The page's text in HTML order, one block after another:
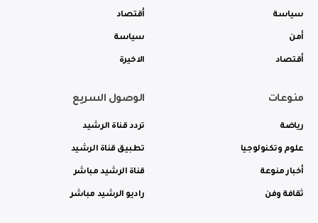
سياسة
أمن
أقتصاد
أقتصاد
سياسة
الاخيرة
منوعات
رياضة
علوم وتكنولوجيا
أخبار منوعة
ثقافة وفن
الوصول السريع
تردد قناة الرشيد
تطبيق قناة الرشيد
قناة الرشيد مباشر
راديو الرشيد مباشر